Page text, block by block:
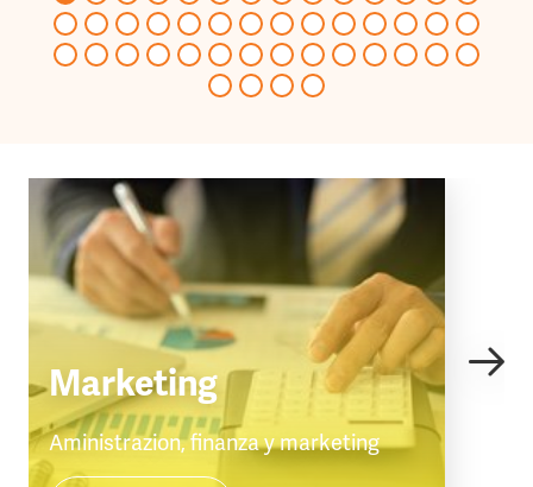
Marketing
Aministrazion, finanza y marketing